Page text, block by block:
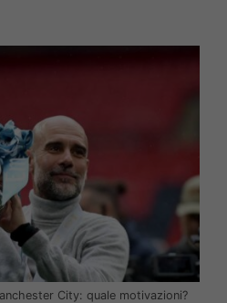
City: quale motivazioni?